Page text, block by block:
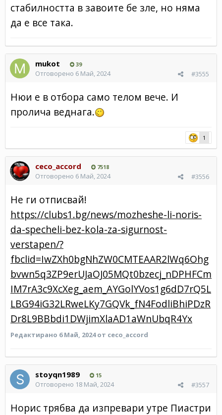
стабилността в завоите бе зле, но няма
да е все така.
mukot 39
#3555
Отговорено 6 Май, 2024
Нюи е в отбора само телом вече. И
пролича веднага.
1
ceco_accord 7518
#3556
Отговорено 6 Май, 2024
Не ги отписвай!
https://clubs1.bg/news/mozheshe-li-noris-
da-specheli-bez-kola-za-sigurnost-
verstapen/?
fbclid=IwZXh0bgNhZW0CMTEAAR2lWq6Ohg
bvwn5q3ZP9erUJaOJ05MQt0bzecj_nDPHFCm
IM7rA3c9XcXeg_aem_AYGolYVos1g6dD7rQ5L
LBG94iG32LRweLKy7GQVk_fN4FodliBhiPDzR
Dr8L9BBbdi1DWjimXlaAD1aWnUbqR4Yx
Редактирано 6 Май, 2024от ceco_accord
stoyqn1989 15
#3557
Отговорено 18 Май, 2024
Норис трябва да изпревари утре Пиастри